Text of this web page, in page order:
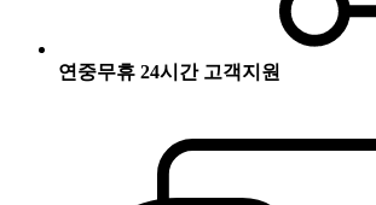
연중무휴 24시간 고객지원